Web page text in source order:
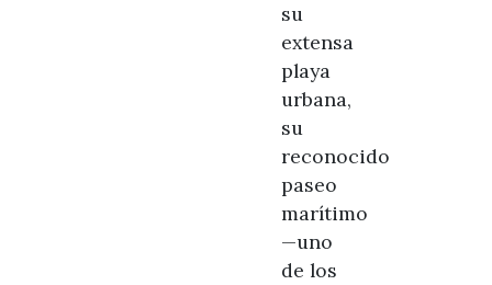
su
extensa
playa
urbana,
su
reconocido
paseo
marítimo
—uno
de los